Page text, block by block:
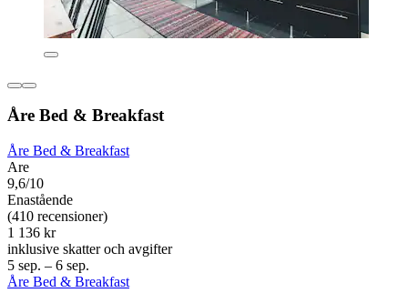
Åre Bed & Breakfast
Åre Bed & Breakfast
Are
9,6/10
Enastående
(410 recensioner)
1 136 kr
inklusive skatter och avgifter
5 sep. – 6 sep.
Åre Bed & Breakfast